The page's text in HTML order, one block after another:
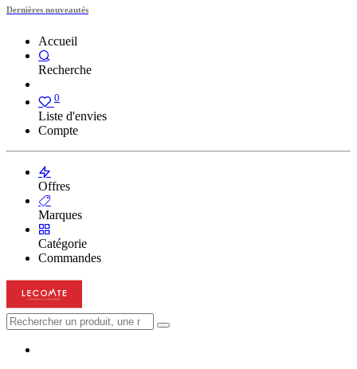
Dernières nouveautés
Accueil
Recherche
0
Liste d'envies
Compte
Offres
Marques
Catégorie
Commandes